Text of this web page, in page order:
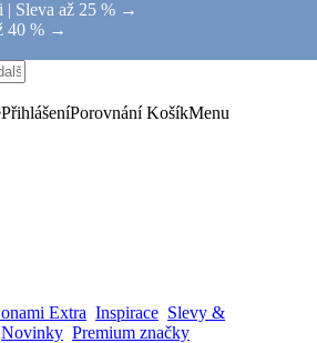
| Sleva až 25 % →
40 % →
PřihlášeníPorovnání KošíkMenu
Extra Inspirace Slevy &
Novinky Premium značky